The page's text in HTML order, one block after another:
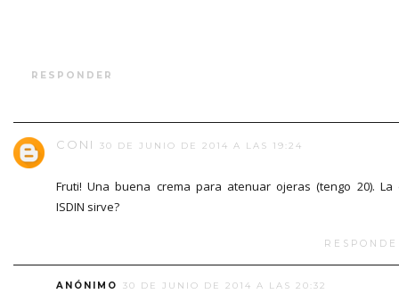
RESPONDER
CONI 30 DE JUNIO DE 2014 A LAS 19:24
Fruti! Una buena crema para atenuar ojeras (tengo 20). La
ISDIN sirve?
ANÓNIMO 30 DE JUNIO DE 2014 A LAS 20:32